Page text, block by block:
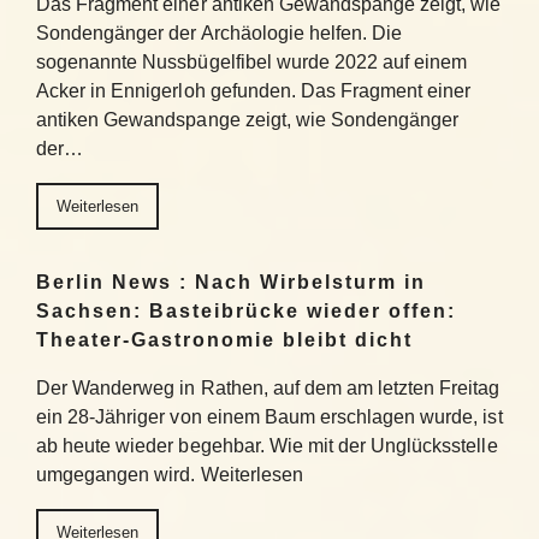
Das Fragment einer antiken Gewandspange zeigt, wie
Sondengänger der Archäologie helfen. Die
sogenannte Nussbügelfibel wurde 2022 auf einem
Acker in Ennigerloh gefunden. Das Fragment einer
antiken Gewandspange zeigt, wie Sondengänger
der…
Weiterlesen
Berlin News : Nach Wirbelsturm in
Sachsen: Basteibrücke wieder offen:
Theater-Gastronomie bleibt dicht
Der Wanderweg in Rathen, auf dem am letzten Freitag
ein 28-Jähriger von einem Baum erschlagen wurde, ist
ab heute wieder begehbar. Wie mit der Unglücksstelle
umgegangen wird. Weiterlesen
Weiterlesen